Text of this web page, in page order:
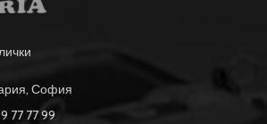
София
77 77 99